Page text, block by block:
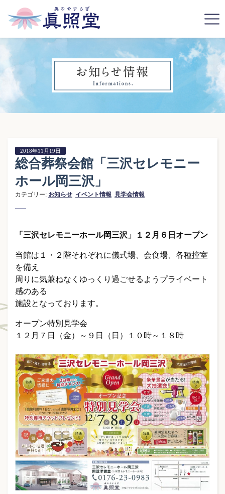
2018年11月19日
総合葬祭会館「三沢セレモニー
ホール岡三沢」
カテゴリー: お知らせ イベント情報 見学会情報
「三沢セレモニーホール岡三沢」１２月６日オープン
当館は１・２階それぞれに儀式場、会食場、各種控室
を備え
周りに気兼ねなくゆっくり過ごせるようプライベート
感のある
施設となっております。
オープン特別見学会
１２月７日（金）～９日（日）１０時～１８時